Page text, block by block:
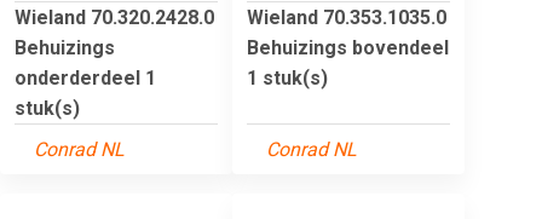
Wieland 70.320.2428.0
Behuizings
onderderdeel 1
stuk(s)
Conrad NL
Wieland 70.353.1035.0
Behuizings bovendeel
1 stuk(s)
Conrad NL